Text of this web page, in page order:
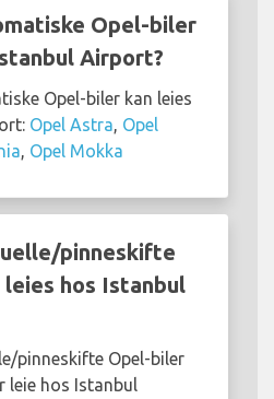
Opel-biler
Airport?
Opel-biler kan leies
Opel Astra Opel
Opel Mokka
pinneskifte
hos Istanbul
pinneskifte Opel-biler
leie hos Istanbul